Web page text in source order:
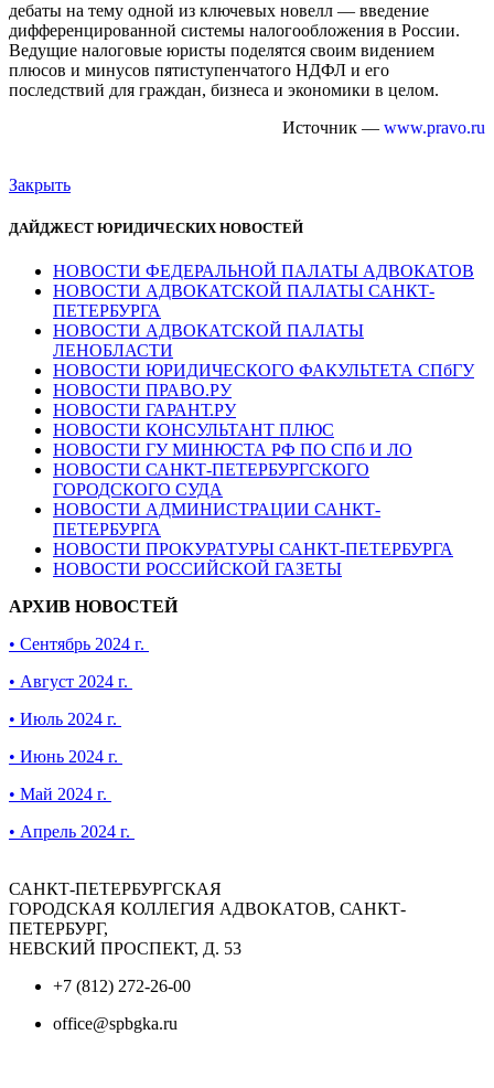
дебаты на тему одной из ключевых новелл — введение
дифференцированной системы налогообложения в России.
Ведущие налоговые юристы поделятся своим видением
плюсов и минусов пятиступенчатого НДФЛ и его
последствий для граждан, бизнеса и экономики в целом.
Источник — www.pravo.ru
Закрыть
ДАЙДЖЕСТ ЮРИДИЧЕСКИХ НОВОСТЕЙ
НОВОСТИ ФЕДЕРАЛЬНОЙ ПАЛАТЫ АДВОКАТОВ
НОВОСТИ АДВОКАТСКОЙ ПАЛАТЫ САНКТ-
ПЕТЕРБУРГА
НОВОСТИ АДВОКАТСКОЙ ПАЛАТЫ
ЛЕНОБЛАСТИ
НОВОСТИ ЮРИДИЧЕСКОГО ФАКУЛЬТЕТА СПбГУ
НОВОСТИ ПРАВО.РУ
НОВОСТИ ГАРАНТ.РУ
НОВОСТИ КОНСУЛЬТАНТ ПЛЮС
НОВОСТИ ГУ МИНЮСТА РФ ПО СПб И ЛО
НОВОСТИ САНКТ-ПЕТЕРБУРГСКОГО
ГОРОДСКОГО СУДА
НОВОСТИ АДМИНИСТРАЦИИ САНКТ-
ПЕТЕРБУРГА
НОВОСТИ ПРОКУРАТУРЫ САНКТ-ПЕТЕРБУРГА
НОВОСТИ РОССИЙСКОЙ ГАЗЕТЫ
АРХИВ НОВОСТЕЙ
• Сентябрь 2024 г.
• Август 2024 г.
• Июль 2024 г.
• Июнь 2024 г.
• Май 2024 г.
• Апрель 2024 г.
САНКТ-ПЕТЕРБУРГСКАЯ
ГОРОДСКАЯ КОЛЛЕГИЯ АДВОКАТОВ, САНКТ-
ПЕТЕРБУРГ,
НЕВСКИЙ ПРОСПЕКТ, Д. 53
+7 (812) 272-26-00
office@spbgka.ru